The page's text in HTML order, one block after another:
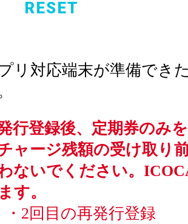
リ対応端末が準備でき
行登録後、定期券のみ
チャージ残額の受け取り
ないでください。
す。
・2回目の再発行登録